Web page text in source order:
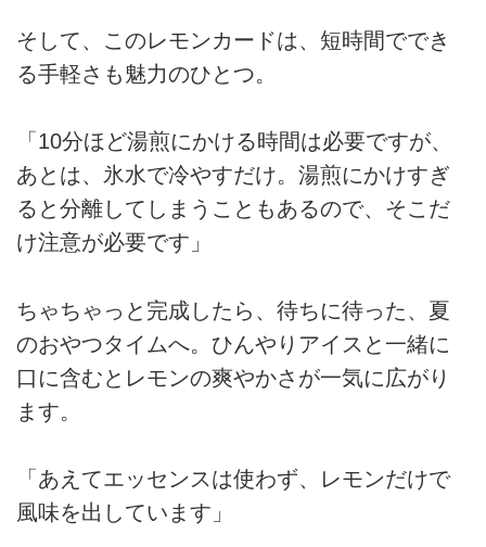
そして、このレモンカードは、短時間ででき
る手軽さも魅力のひとつ。
「10分ほど湯煎にかける時間は必要ですが、
あとは、氷水で冷やすだけ。湯煎にかけすぎ
ると分離してしまうこともあるので、そこだ
け注意が必要です」
ちゃちゃっと完成したら、待ちに待った、夏
のおやつタイムへ。ひんやりアイスと一緒に
口に含むとレモンの爽やかさが一気に広がり
ます。
「あえてエッセンスは使わず、レモンだけで
風味を出しています」